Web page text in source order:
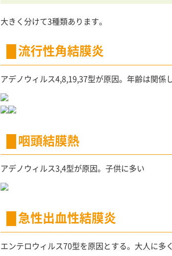
大きく分けて3種類あります。
流行性角結膜炎
アデノウィルス4,8,19,37型が原因。年齢は関係
咽頭結膜熱
アデノウィルス3,4型が原因。子供に多い
急性出血性結膜炎
エンテロウィルス70型を原因とする。大人に多